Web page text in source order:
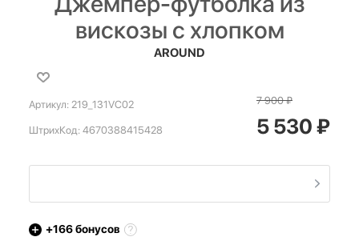
вискозы с хлопком
AROUND
Артикул: 219_131VC02
ШтрихКод: 4670388415428
7 900₽
5 530₽
+166бонусов